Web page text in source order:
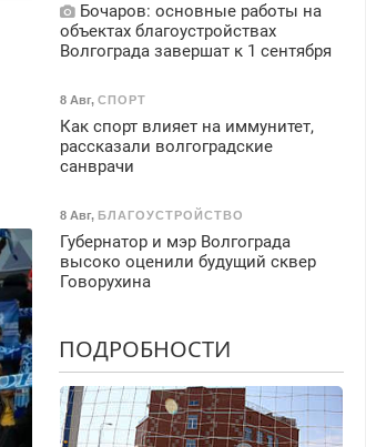
Бочаров: основные работы на
объектах благоустройствах
Волгограда завершат к 1 сентября
8 Авг, СПОРТ
Как спорт влияет на иммунитет,
рассказали волгоградские
санврачи
8 Авг, БЛАГОУСТРОЙСТВО
Губернатор и мэр Волгограда
высоко оценили будущий сквер
Говорухина
ПОДРОБНОСТИ